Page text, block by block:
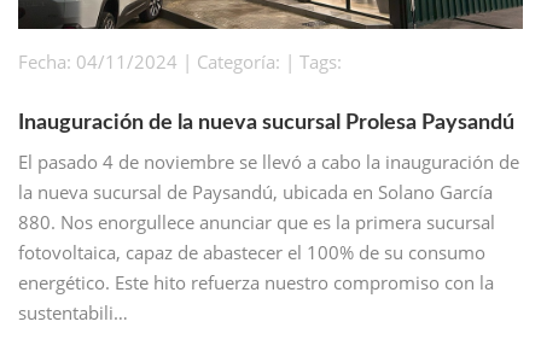
Fecha: 04/11/2024 | Categoría: | Tags:
Inauguración de la nueva sucursal Prolesa Paysandú
El pasado 4 de noviembre se llevó a cabo la inauguración de
la nueva sucursal de Paysandú, ubicada en Solano García
880. Nos enorgullece anunciar que es la primera sucursal
fotovoltaica, capaz de abastecer el 100% de su consumo
energético. Este hito refuerza nuestro compromiso con la
sustentabili…